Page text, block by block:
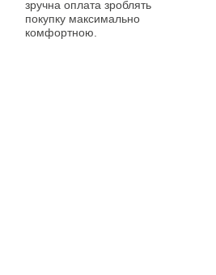
зручна оплата зроблять
покупку максимально
комфортною.